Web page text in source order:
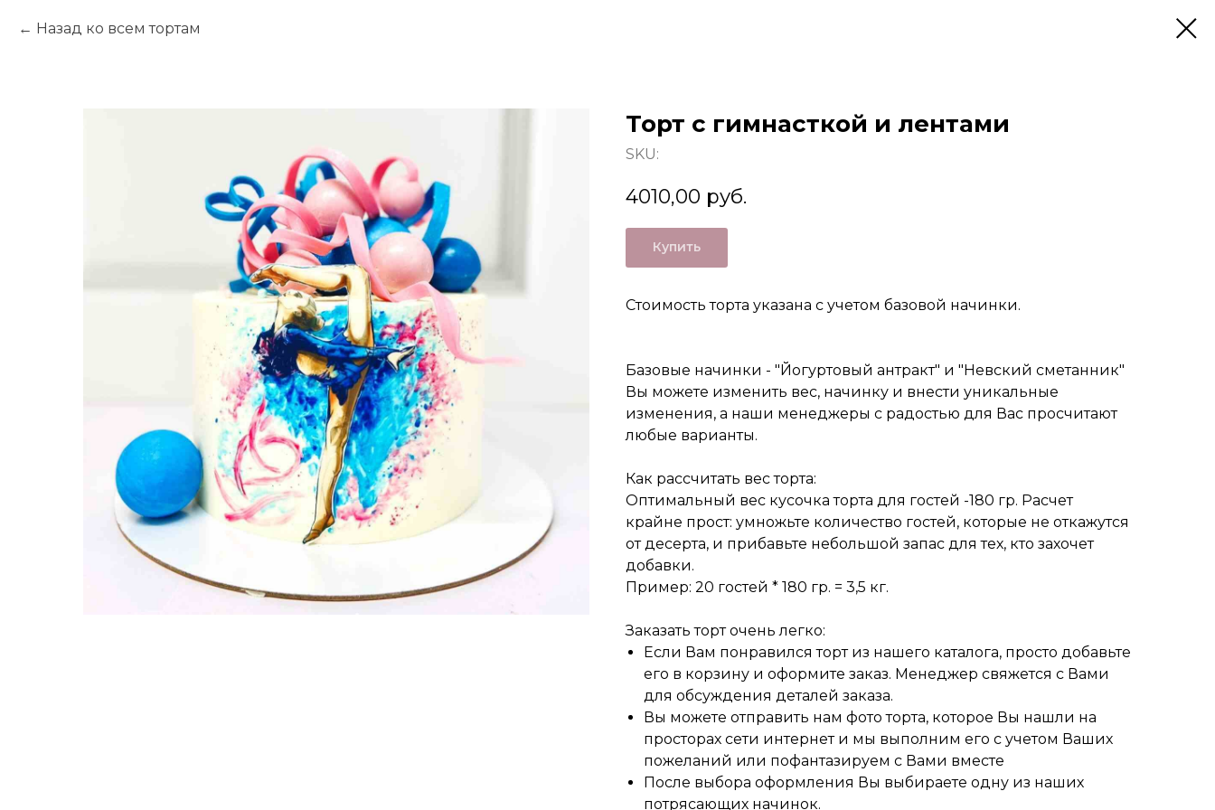
Назад ко всем тортам
Торт с гимнасткой и лентами
SKU:
4010,00 руб.
Купить
Стоимость торта указана с учетом базовой начинки.
Базовые начинки - "Йогуртовый антракт" и "Невский сметанник"
Вы можете изменить вес, начинку и внести уникальные
изменения, а наши менеджеры с радостью для Вас просчитают
любые варианты.
Как рассчитать вес торта:
Оптимальный вес кусочка торта для гостей -180 гр. Расчет
крайне прост: умножьте количество гостей, которые не откажутся
от десерта, и прибавьте небольшой запас для тех, кто захочет
добавки.
Пример: 20 гостей * 180 гр. = 3,5 кг.
Заказать торт очень легко:
Если Вам понравился торт из нашего каталога, просто добавьте
его в корзину и оформите заказ. Менеджер свяжется с Вами
для обсуждения деталей заказа.
Вы можете отправить нам фото торта, которое Вы нашли на
просторах сети интернет и мы выполним его с учетом Ваших
пожеланий или пофантазируем с Вами вместе
После выбора оформления Вы выбираете одну из наших
потрясающих начинок.